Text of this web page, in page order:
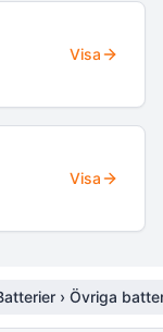
Visa
Visa
› Övriga